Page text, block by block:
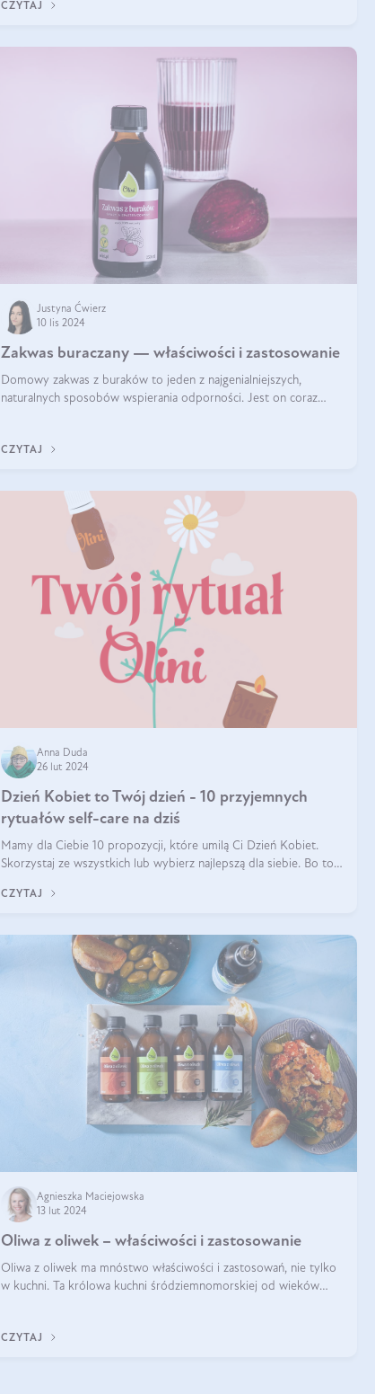
jelitowych, co ma pozy
CZYTAJ
Justyna Ćwierz
10 lis 2024
Zakwas buraczany — właściwości i zastosowanie
Domowy zakwas z buraków to jeden z najgenialniejszych,
naturalnych sposobów wspierania odporności. Jest on coraz
CZYTAJ
Anna Duda
26 lut 2024
Dzień Kobiet to Twój dzień - 10 przyjemnych
rytuałów self-care na dziś
Mamy dla Ciebie 10 propozycji, które umilą Ci Dzień Kobiet.
Skorzystaj ze wszystkich lub wybierz najlepszą dla siebie. Bo to
CZYTAJ
Agnieszka Maciejowska
13 lut 2024
Oliwa z oliwek – właściwości i zastosowanie
Oliwa z oliwek ma mnóstwo właściwości i zastosowań, nie tylko
w kuchni. Ta królowa kuchni śródziemnomorskiej od wieków
CZYTAJ